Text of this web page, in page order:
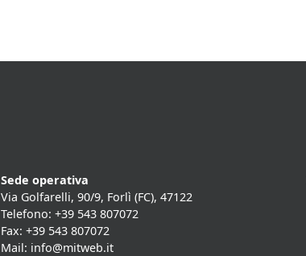
Sede operativa
Via Golfarelli, 90/9, Forlì (FC), 47122
Telefono: +39 543 807072
Fax: +39 543 807072
Mail: info@mitweb.it